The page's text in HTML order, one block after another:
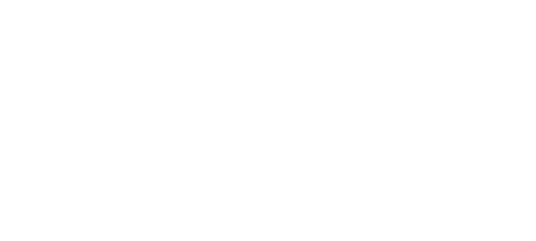
de aplicação são aplicadas ao
(sulfuroso / ferruginoso).
conseguindo elevar até 4/5 tons mais